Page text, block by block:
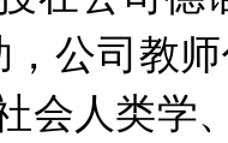
，公司教
会人类学